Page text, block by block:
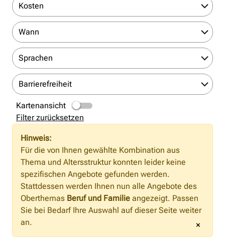
Kosten
Wann
Sprachen
Barrierefreiheit
Kartenansicht
Filter zurücksetzen
Hinweis:
Für die von Ihnen gewählte Kombination aus
Thema und Altersstruktur konnten leider keine
spezifischen Angebote gefunden werden.
Stattdessen werden Ihnen nun alle Angebote des
Oberthemas Beruf und Familie angezeigt. Passen
Sie bei Bedarf Ihre Auswahl auf dieser Seite weiter
an.
×